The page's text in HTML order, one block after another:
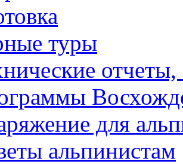
туры
для
альпинистам